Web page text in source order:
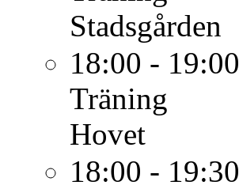
Stadsgården
18:00 - 19:00
Träning
Hovet
18:00 - 19:30